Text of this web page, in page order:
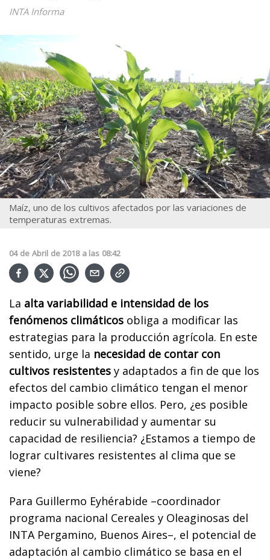
INTA Informa
Maíz, uno de los cultivos afectados por las variaciones de
temperaturas extremas.
04 de Abril de 2018 a las 08:42
La alta variabilidad e intensidad de los
fenómenos climáticos obliga a modificar las
estrategias para la producción agrícola. En este
sentido, urge la necesidad de contar con
cultivos resistentes y adaptados a fin de que los
efectos del cambio climático tengan el menor
impacto posible sobre ellos. Pero, ¿es posible
reducir su vulnerabilidad y aumentar su
capacidad de resiliencia? ¿Estamos a tiempo de
lograr cultivares resistentes al clima que se
viene?
Para Guillermo Eyhérabide –coordinador
programa nacional Cereales y Oleaginosas del
INTA Pergamino, Buenos Aires–, el potencial de
adaptación al cambio climático se basa en el